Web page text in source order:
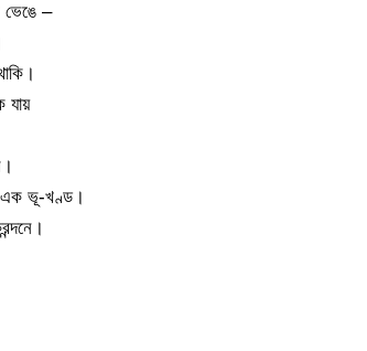
ভেঙে –
যায়
এক ভূ-খণ্ড।